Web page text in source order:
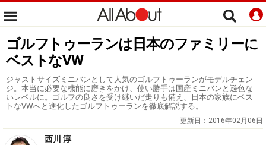
ゴルフトゥーランは日本のファミリーに
ベストなVW
ジャストサイズミニバンとして人気のゴルフトゥーランがモデルチェン
ジ。本当に必要な機能に磨きをかけ、使い勝手は国産ミニバンと遜色な
いレベルに。ゴルフの良さを受け継いだ走りも備え、日本の家族にベス
トなVWへと進化したゴルフトゥーランを徹底解説する。
更新日： 2016年02月06日
西川 淳